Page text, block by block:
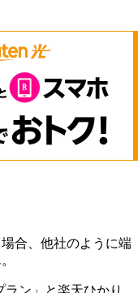
合、他社のように端
ラン」と楽天ひかり